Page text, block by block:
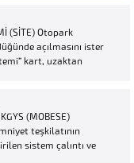
(SİTE) Otopark
açılmasını ister
kart, uzaktan
otoparklarda
(MOBESE)
teşkilatının
sistem çalıntı ve